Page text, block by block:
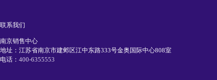
联系我们
南京销售中心
地址：江苏省南京市建邺区江中东路333号金奥国际中心808室
电话： 400-6355553